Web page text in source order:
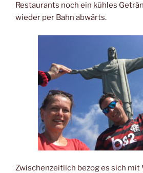
Restaurants noch ein kühles
wieder per Bahn abwärts.
Zwischenzeitlich bezog es sich mit